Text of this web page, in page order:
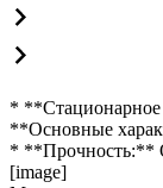
* **Стационарное
**Основные
* **Прочность:**
[image]